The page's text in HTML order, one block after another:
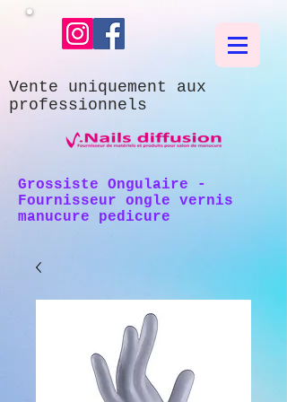
Vente uniquement aux
professionnels
Grossiste Ongulaire -
Fournisseur ongle vernis
manucure pedicure